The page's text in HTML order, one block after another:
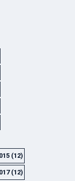
(12)
(12)